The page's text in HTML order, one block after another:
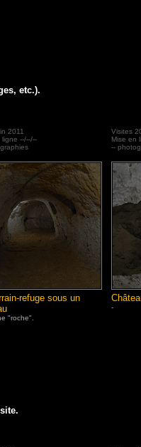
refuge sous un
"roche".
-
Visites
Mise en
--
2011
ligne --/--/--
etc.).